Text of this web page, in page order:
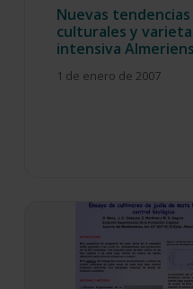
Nuevas
culturales y
intensiva
1 de enero de 2007